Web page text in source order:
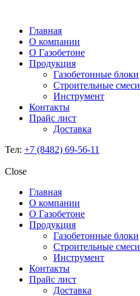
Главная
О компании
О Газобетоне
Продукция
Газобетонные блоки
Строительные смеси
Инструмент
Контакты
Прайс лист
Доставка
Тел: +7 (8482) 69-56-11
Close
Главная
О компании
О Газобетоне
Продукция
Газобетонные блоки
Строительные смеси
Инструмент
Контакты
Прайс лист
Доставка